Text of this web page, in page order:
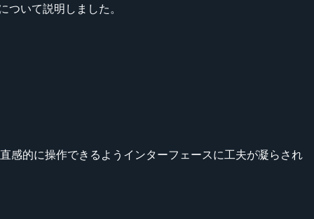
ついて説明しました。
感的に操作できるようインターフェースに工夫が凝らされ